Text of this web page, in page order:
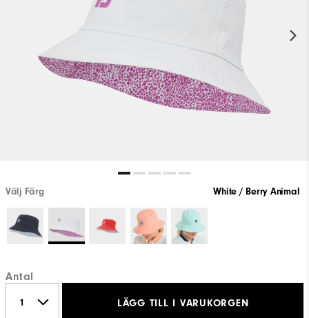
Välj Färg White / Berry Animal
Antal
LÄGG TILL I VARUKORGEN